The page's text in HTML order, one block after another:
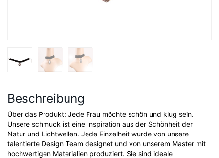
Beschreibung
Über das Produkt: Jede Frau möchte schön und klug sein.
Unsere schmuck ist eine Inspiration aus der Schönheit der
Natur und Lichtwellen. Jede Einzelheit wurde von unsere
talentierte Design Team designet und von unserem Master mit
hochwertigen Materialien produziert. Sie sind ideale